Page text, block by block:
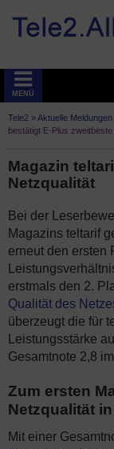
MENÜ
Tele2 »Aktuelle
bestätigt E-Plus
Magazin
Netzqualität
Bei der
Magazins teltarif
erneut den ersten
erstmals den 2.
Qualität des
überzeugt die für
Leistungsstärke
Gesamtnote 2,8
Zum ersten
Netzqualität
Mit einer